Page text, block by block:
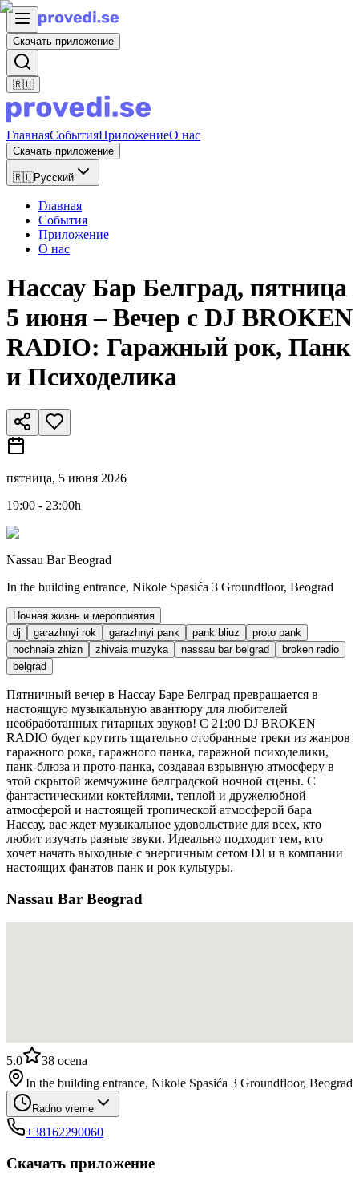
Скачать приложение
🇷🇺
ГлавнаяСобытияПриложениеО нас
Скачать приложение
🇷🇺Русский
Главная
События
Приложение
О нас
Нассау Бар Белград, пятница
5 июня – Вечер с DJ BROKEN
RADIO: Гаражный рок, Панк
и Психоделика
пятница, 5 июня 2026
19:00 - 23:00h
Nassau Bar Beograd
In the building entrance, Nikole Spasića 3 Groundfloor, Beograd
Ночная жизнь и мероприятия
dj
garazhnyi rok garazhnyi pank pank bliuz
proto pank
nochnaia zhizn
zhivaia muzyka nassau bar belgrad
broken radio
belgrad
Пятничный вечер в Нассау Баре Белград превращается в
настоящую музыкальную авантюру для любителей
необработанных гитарных звуков! С 21:00 DJ BROKEN
RADIO будет крутить тщательно отобранные треки из жанров
гаражного рока, гаражного панка, гаражной психоделики,
панк-блюза и прото-панка, создавая взрывную атмосферу в
этой скрытой жемчужине белградской ночной сцены. С
фантастическими коктейлями, теплой и дружелюбной
атмосферой и настоящей тропической атмосферой бара
Нассау, вас ждет музыкальное удовольствие для всех, кто
любит изучать разные звуки. Идеально подходит тем, кто
хочет начать выходные с энергичным сетом DJ и в компании
настоящих фанатов панк и рок культуры.
Nassau Bar Beograd
5.0 38 ocena
In the building entrance, Nikole Spasića 3 Groundfloor, Beograd
Radno vreme
+38162290060
Скачать приложение